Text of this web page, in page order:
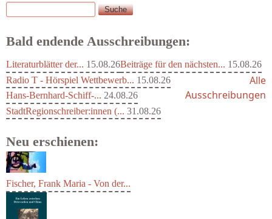
Suchformular
Suche
Bald endende Ausschreibungen:
Literaturblätter der... 15.08.26Beiträge für den nächsten... 15.08.26
Radio T - Hörspiel Wettbewerb... 15.08.26
Hans-Bernhard-Schiff-... 24.08.26
StadtRegionschreiber:innen (... 31.08.26
Alle
Ausschreibungen
Neu erschienen:
Fischer, Frank Maria - Von der...